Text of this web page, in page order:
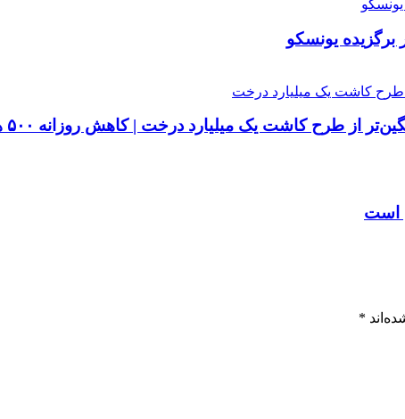
یک میلیارد درخت | کاهش روزانه ۵۰۰ هکتار از مساحت جنگل‌ها
*